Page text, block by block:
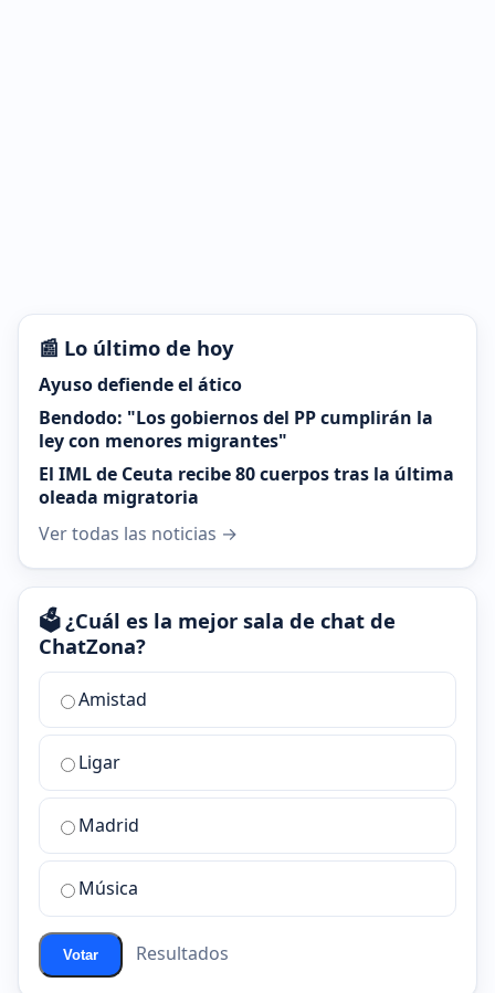
📰 Lo último de hoy
Ayuso defiende el ático
Bendodo: "Los gobiernos del PP cumplirán la
ley con menores migrantes"
El IML de Ceuta recibe 80 cuerpos tras la última
oleada migratoria
Ver todas las noticias →
🗳️ ¿Cuál es la mejor sala de chat de
ChatZona?
¿Cuál
la
mejor
sala
chat
ChatZona?
Amistad
Ligar
Madrid
Música
Votar Resultados